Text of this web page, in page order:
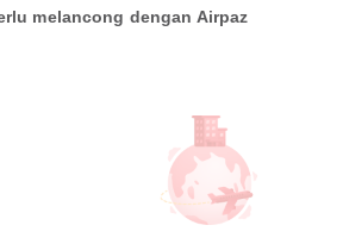
melancong dengan Airpaz